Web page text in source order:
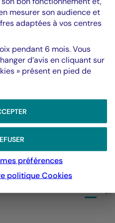
vigilants
mesurer son audience et
adaptées à vos centres
pendant 6 mois. Vous
d’avis en cliquant sur
» présent en pied de
préférences
politiqueCookies